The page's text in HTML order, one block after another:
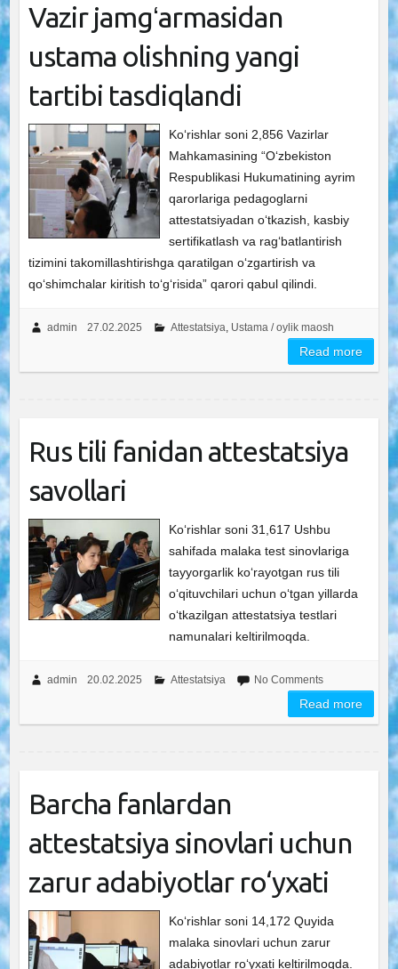
Vazir jamgʻarmasidan
ustama olishning yangi
tartibi tasdiqlandi
Ko‘rishlar soni 2,856 Vazirlar
Mahkamasining “Oʻzbekiston
Respublikasi Hukumatining ayrim
qarorlariga pedagoglarni
attestatsiyadan oʻtkazish, kasbiy
sertifikatlash va ragʻbatlantirish
tizimini takomillashtirishga qaratilgan oʻzgartirish va
qoʻshimchalar kiritish toʻgʻrisida” qarori qabul qilindi.
admin 27.02.2025 Attestatsiya, Ustama / oylik maosh
Read more
Rus tili fanidan attestatsiya
savollari
Ko‘rishlar soni 31,617 Ushbu
sahifada malaka test sinovlariga
tayyorgarlik ko‘rayotgan rus tili
o‘qituvchilari uchun o‘tgan yillarda
o‘tkazilgan attestatsiya testlari
namunalari keltirilmoqda.
admin 20.02.2025 Attestatsiya No Comments
Read more
Barcha fanlardan
attestatsiya sinovlari uchun
zarur adabiyotlar ro‘yxati
Ko‘rishlar soni 14,172 Quyida
malaka sinovlari uchun zarur
adabiyotlar ro‘yxati keltirilmoqda.